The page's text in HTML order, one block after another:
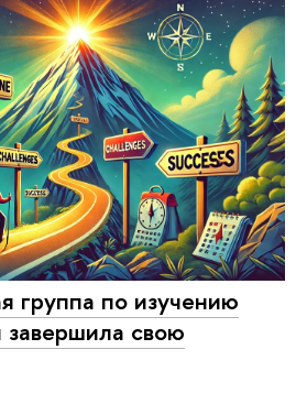
группа по изучению
завершила свою